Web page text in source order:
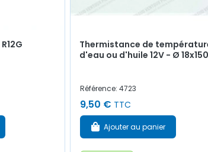
Thermistance de
d'eau ou d'huile 12V - Ø 18x150
Référence: 4723
9,50 € TTC
Ajouter au panier